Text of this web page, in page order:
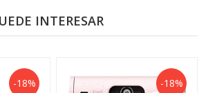
INTERESAR
-18% -18%